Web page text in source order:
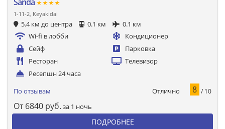
★★★★
1-11-2, Keyakidai
5.4 км до центра 0.1 км
0.1 км
Wi-fi в лобби
Кондиционер
Сейф
Парковка
Ресторан
Телевизор
Ресепшн 24 часа
По отзывам Отлично 8 / 10
От 6840 руб. за 1 ночь
ПОДРОБНЕЕ